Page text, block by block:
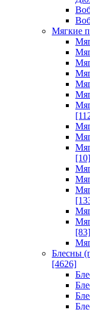
Мягкие
[10]
[83]
Блесны
[4626]